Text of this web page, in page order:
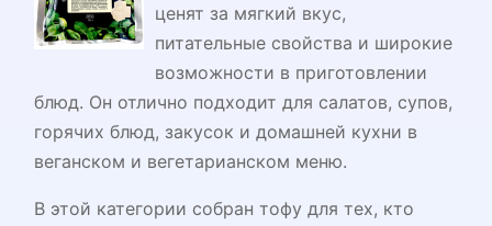
ценят за мягкий вкус,
питательные свойства и широкие
возможности в приготовлении
блюд. Он отлично подходит для салатов, супов,
горячих блюд, закусок и домашней кухни в
веганском и вегетарианском меню.
В этой категории собран тофу для тех, кто